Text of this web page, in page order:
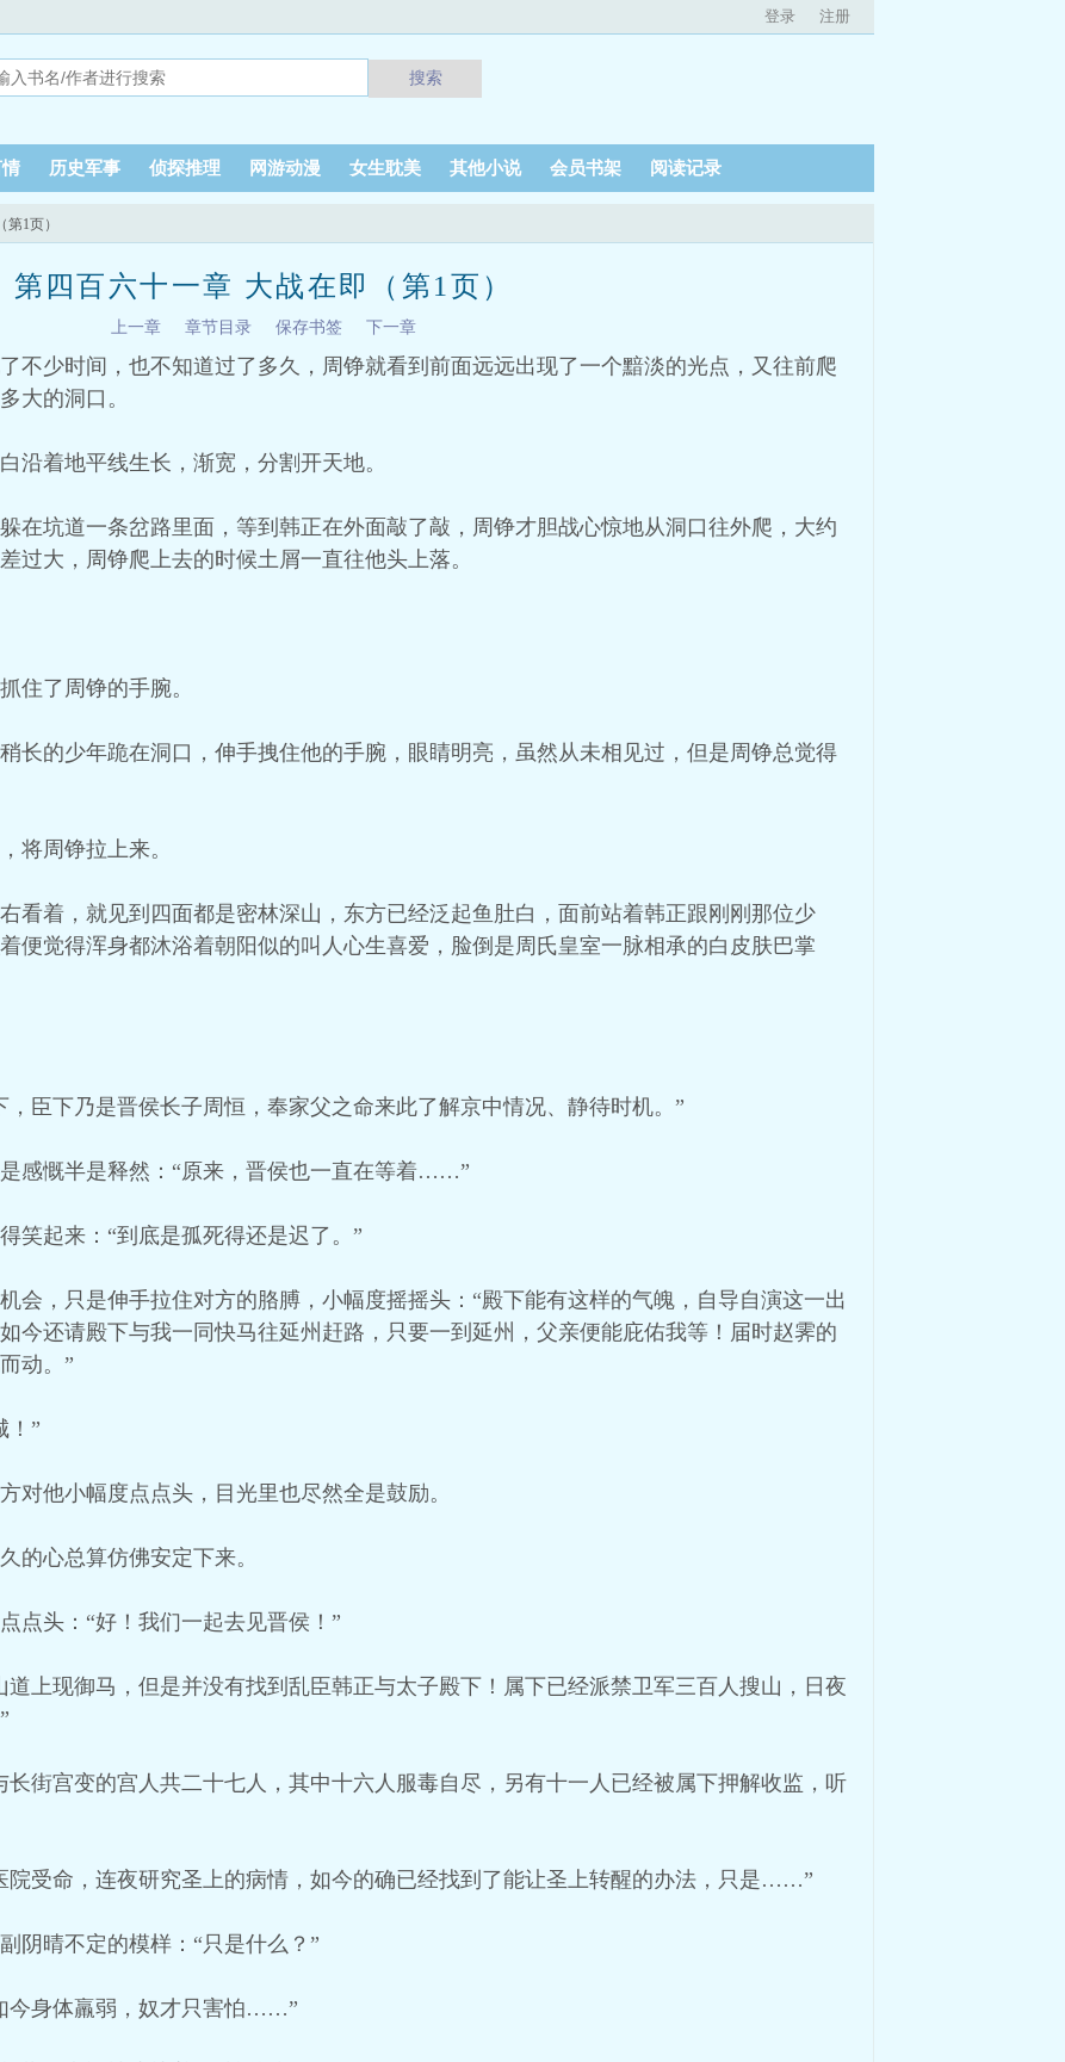
登录 注册
搜索
历史军事 侦探推理 网游动漫 女生耽美 其他小说 会员书架 阅读记录
1页）
第四百六十一章 大战在即（第1页）
上一章 章节目录 保存书签 下一章
不少时间，也不知道过了多久，周铮就看到前面远远出现了一个黯淡的光点，又往前爬
大的洞口。
沿着地平线生长，渐宽，分割开天地。
在坑道一条岔路里面，等到韩正在外面敲了敲，周铮才胆战心惊地从洞口往外爬，大约
过大，周铮爬上去的时候土屑一直往他头上落。
住了周铮的手腕。
长的少年跪在洞口，伸手拽住他的手腕，眼睛明亮，虽然从未相见过，但是周铮总觉得
将周铮拉上来。
看着，就见到四面都是密林深山，东方已经泛起鱼肚白，面前站着韩正跟刚刚那位少
便觉得浑身都沐浴着朝阳似的叫人心生喜爱，脸倒是周氏皇室一脉相承的白皮肤巴掌
，臣下乃是晋侯长子周恒，奉家父之命来此了解京中情况、静待时机。”
感慨半是释然：“原来，晋侯也一直在等着……”
笑起来：“到底是孤死得还是迟了。”
会，只是伸手拉住对方的胳膊，小幅度摇摇头：“殿下能有这样的气魄，自导自演这一出
今还请殿下与我一同快马往延州赶路，只要一到延州，父亲便能庇佑我等！届时赵霁的
动。”
！”
对他小幅度点点头，目光里也尽然全是鼓励。
的心总算仿佛安定下来。
点头：“好！我们一起去见晋侯！”
道上现御马，但是并没有找到乱臣韩正与太子殿下！属下已经派禁卫军三百人搜山，日夜
长街宫变的宫人共二十七人，其中十六人服毒自尽，另有十一人已经被属下押解收监，听
院受命，连夜研究圣上的病情，如今的确已经找到了能让圣上转醒的办法，只是……”
阴晴不定的模样：“只是什么？”
今身体羸弱，奴才只害怕……”